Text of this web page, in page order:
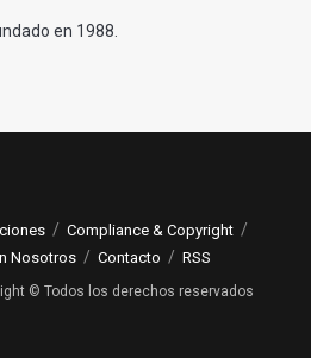
en 1988.
Compliance & Copyright
Nosotros Contacto RSS
© Todos los derechos reservados